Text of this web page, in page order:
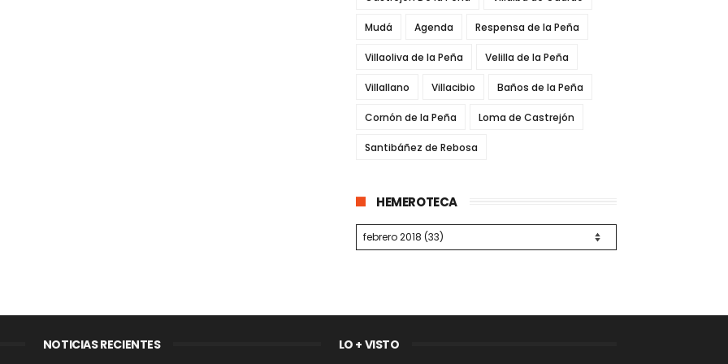
Mudá Agenda Respensa de la Peña
Villaoliva de la Peña Velilla de la Peña
Villallano Villacibio Baños de la Peña
Cornón de la Peña Loma de Castrejón
Santibáñez de Rebosa
HEMEROTECA
NOTICIAS RECIENTES LO + VISTO